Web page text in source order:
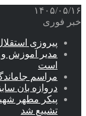
۱۴۰۵/۰۵/۱۶
خبر فوری
پیروزی
است
مراسم
دروازه بان
پیکر مطهر
تشییع شد